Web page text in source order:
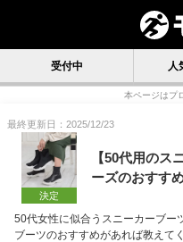
受付中 人
本ページはプ
最終更新日：2025/12/23
決定
【50代用のス
ーズのおすす
50代女性に似合うスニーカーブー
ブーツのおすすめがあれば教えて